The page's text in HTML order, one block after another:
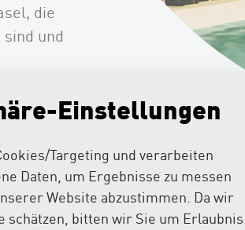
Einstellungen
Targeting und verarbeiten
Daten, um Ergebnisse zu messen
Website abzustimmen. Da wir
schätzen, bitten wir Sie um
die
und
für